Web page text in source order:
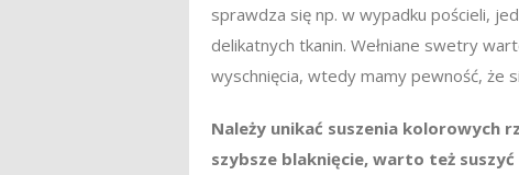
sprawdza się np. w wypadku pościeli,
delikatnych tkanin. Wełniane swetry
wyschnięcia, wtedy mamy pewność, że
Należy unikać suszenia kolorowych
szybsze blaknięcie, warto też